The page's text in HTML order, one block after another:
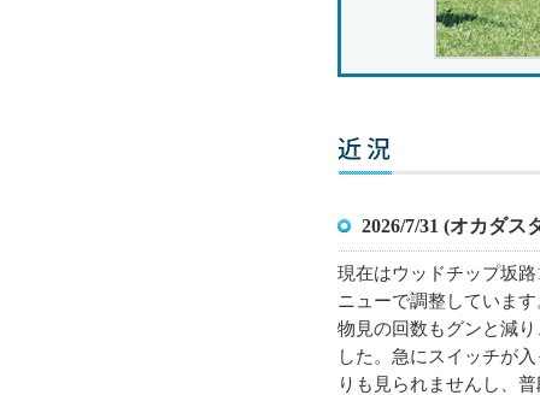
2026/7/31 (オカダス
現在はウッドチップ坂
ニューで調整していま
物見の回数もグンと減
した。急にスイッチが
りも見られませんし、